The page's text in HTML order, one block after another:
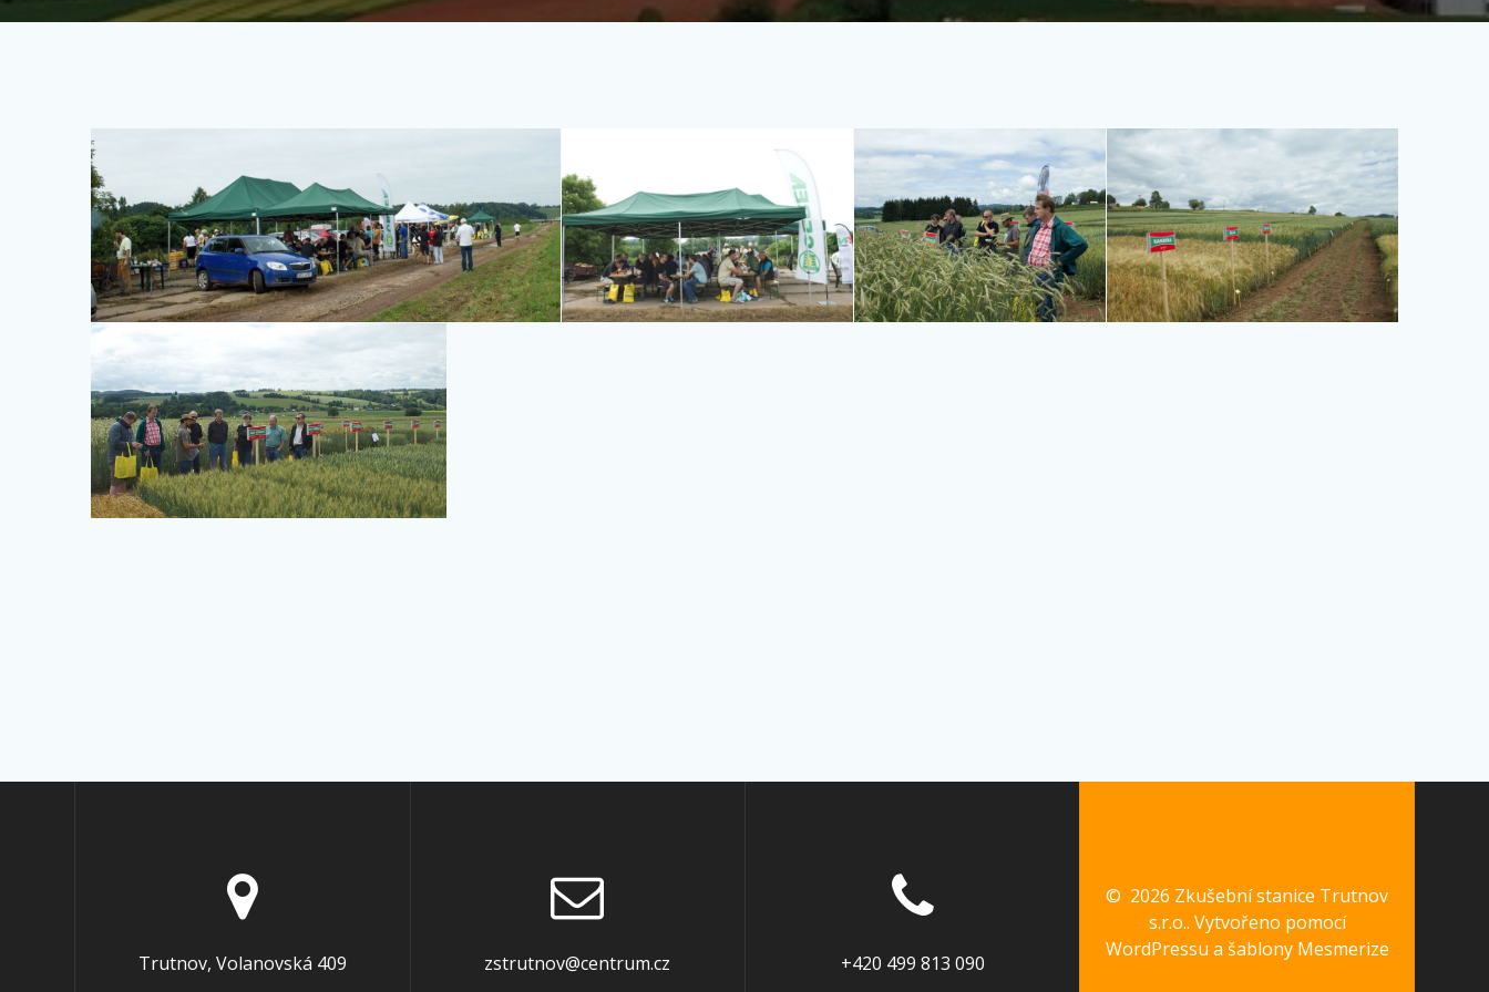
Trutnov, Volanovská 409 zstrutnov@centrum.cz +420 499 813 090
© 2026 Zkušební stanice Trutnov
s.r.o.. Vytvořeno pomocí
WordPressu a šablony Mesmerize